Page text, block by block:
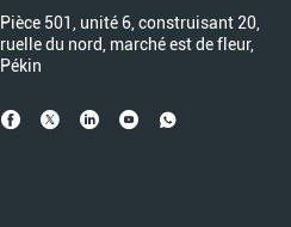
Pièce 501, unité 6, construisant 20,
ruelle du nord, marché est de fleur,
Pékin